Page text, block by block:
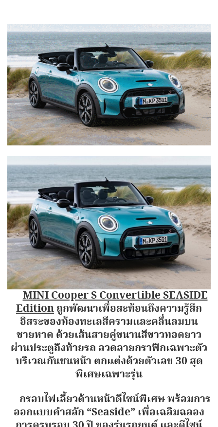
MINI Cooper S Convertible SEASIDE
Editionถูกพัฒนาเพื่อสะท้อนถึงความรู้สึก
อิสระของท้องทะเลสีครามและคลื่นลมบน
ชายหาด ด้วยเส้นสายคู่ขนานสีขาวทอดยาว
ผ่านประตูถึงท้ายรถ ลวดลายกราฟิกเฉพาะตัว
บริเวณกันชนหน้า ตกแต่งด้วยตัวเลข 30 สุด
พิเศษเฉพาะรุ่น
กรอบไฟเลี้ยวด้านหน้าดีไซน์พิเศษ พร้อมการ
ออกแบบคำสลัก “Seaside” เพื่อเฉลิมฉลอง